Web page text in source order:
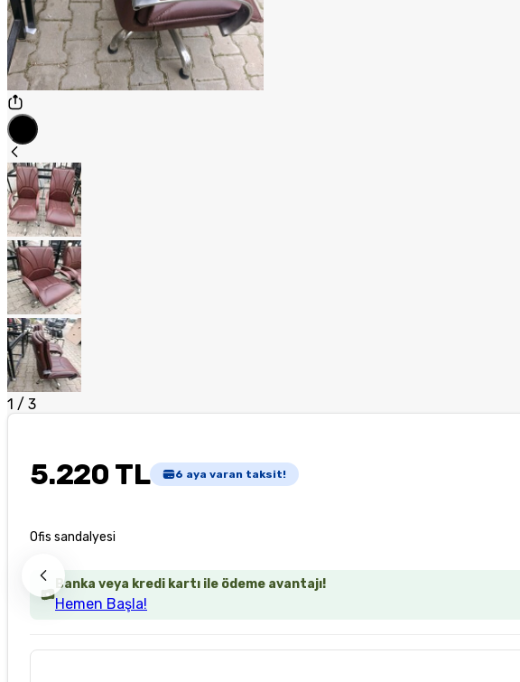
1 / 3
5.220 TL 6 aya varan taksit!
Ofis sandalyesi
Banka veya kredi kartı ile ödeme avantajı!
Hemen Başla!